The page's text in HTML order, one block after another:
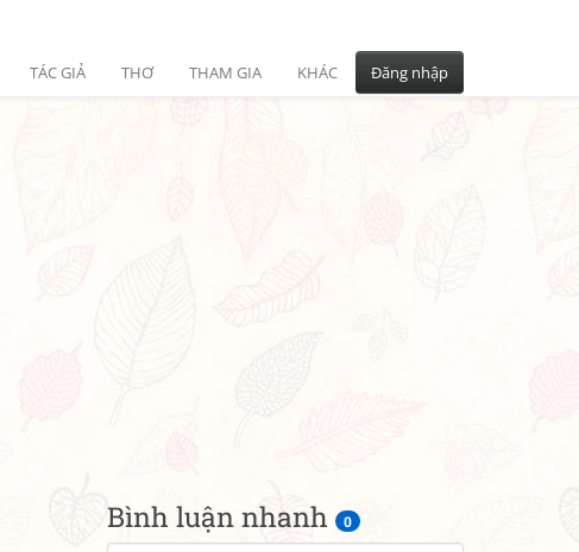
TÁC GIẢ THƠ THAM GIA KHÁC Đăng nhập
Bình luận nhanh 0